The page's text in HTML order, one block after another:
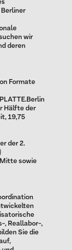
wir
deren
Formate
Hälfte der
19,75
der 2.
sowie
, Reallabor-,
Sie die